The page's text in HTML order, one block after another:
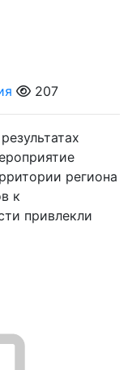
207
региона
к
привлекли